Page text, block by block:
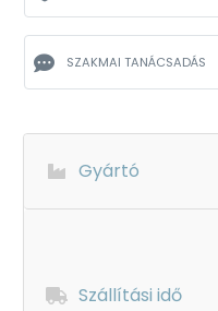
SZAKMAI TANÁCSADÁS
Gyártó
Szállítási idő